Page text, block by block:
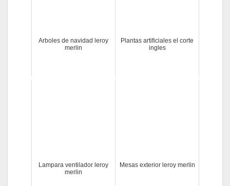
Arboles de navidad leroy
merlin
Plantas artificiales el corte
ingles
Lampara ventilador leroy
merlin
Mesas exterior leroy merlin